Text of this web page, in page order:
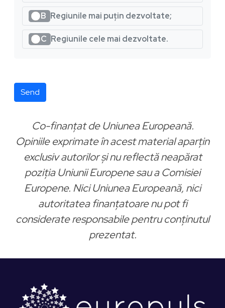
B Regiunile mai puțin dezvoltate;
C Regiunile cele mai dezvoltate.
Send
Co-finanțat de Uniunea Europeană.
Opiniile exprimate în acest material aparțin
exclusiv autorilor și nu reflectă neapărat
poziția Uniunii Europene sau a Comisiei
Europene. Nici Uniunea Europeană, nici
autoritatea finanțatoare nu pot fi
considerate responsabile pentru conținutul
prezentat.